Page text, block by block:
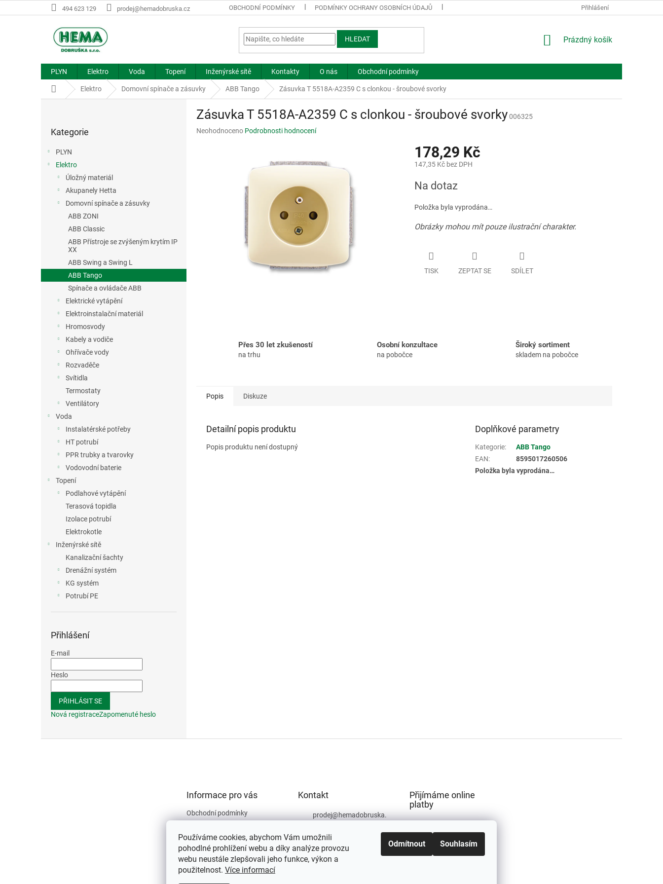
Používáme cookies, abychom Vám umožnili
pohodlné prohlížení webu a díky analýze provozu
webu neustále zlepšovali jeho funkce, výkon a
použitelnost. Více informací
Odmítnout Souhlasím
na
494 623 129 prodej@hemadobruska.cz OBCHODNÍ PODMÍNKY PODMÍNKY OCHRANY OSOBNÍCH ÚDAJŮ Přihlášení
HLEDAT
NÁKUPNÍ
Prázdný košík
PLYN Elektro Voda Topení Inženýrské sítě Kontakty O nás Obchodní podmínky
Domů Elektro Domovní spínače a zásuvky ABB Tango Zásuvka T 5518A-A2359 C s clonkou - šroubové svorky
kategorie
Kategorie
PLYN
Elektro
Úložný materiál
Akupanely Hetta
Domovní spínače a zásuvky
ABB ZONI
ABB Classic
ABB Přístroje se zvýšeným krytím IP
XX
ABB Swing a Swing L
ABB Tango
Spínače a ovládače ABB
Elektrické vytápění
Elektroinstalační materiál
Hromosvody
Kabely a vodiče
Ohřívače vody
Rozvaděče
Svítidla
Termostaty
Ventilátory
Voda
Instalatérské potřeby
HT potrubí
PPR trubky a tvarovky
Vodovodní baterie
Topení
Podlahové vytápění
Terasová topidla
Izolace potrubí
Elektrokotle
Inženýrské sítě
Kanalizační šachty
Drenážní systém
KG systém
Potrubí PE
Přihlášení
E-mail
Heslo
PŘIHLÁSIT SE
Nová registraceZapomenuté heslo
Zásuvka T 5518A-A2359 C s clonkou - šroubové svorky006325
Průměrné
Neohodnoceno Podrobnosti hodnocení
178,29 Kč
147,35 Kč bez DPH
cena:
Na dotaz
Položka byla vyprodána…
Obrázky mohou mít pouze ilustrační charakter.
TISK ZEPTAT SE SDÍLET
Přes 30 let zkušeností
na trhu
Osobní konzultace
na pobočce
Široký sortiment
skladem na pobočce
Popis Diskuze
Detailní popis produktu
Popis produktu není dostupný
Doplňkové parametry
Kategorie:
ABB Tango
EAN:
8595017260506
Položka byla vyprodána…
Informace pro vás
Obchodní podmínky
údajů
Kontakty
O nás
Kontakt
prodej@hemadobruska.
494 623 129
Přijímáme online
platby